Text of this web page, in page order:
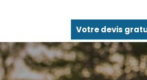
Votre devis